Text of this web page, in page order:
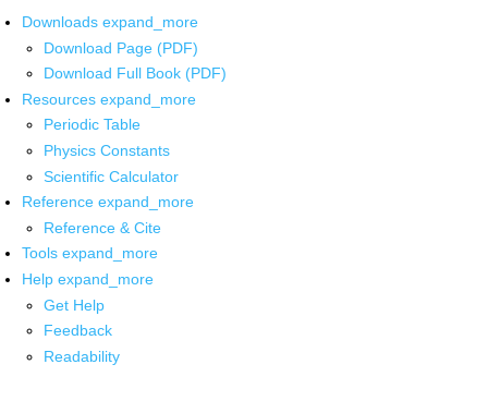
Downloads expand_more
Download Page (PDF)
Download Full Book (PDF)
Resources expand_more
Periodic Table
Physics Constants
Scientific Calculator
Reference expand_more
Reference & Cite
Tools expand_more
Help expand_more
Get Help
Feedback
Readability